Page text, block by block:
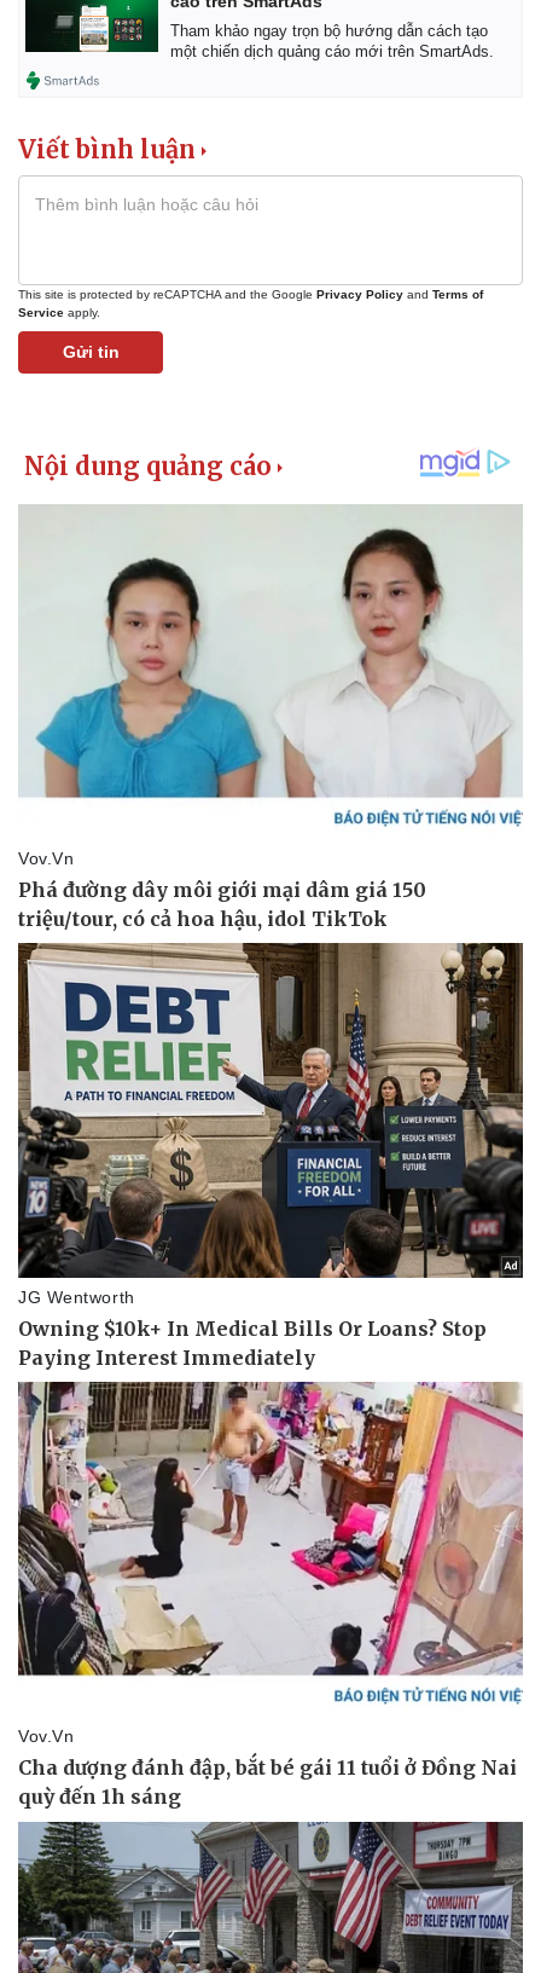
Kinh tế
Bất động sản
Khởi nghiệp
Giá vàng
Tiêu dùng
Tỷ giá
Chứng khoán
Giá cà phê
Tham khảo ngay trọn bộ hướng dẫn cách tạo
một chiến dịch quảng cáo mới trên SmartAds.
Viết bình luận
This site is protected by reCAPTCHA and the Google Privacy Policy and Terms of
Service apply.
Gửi tin